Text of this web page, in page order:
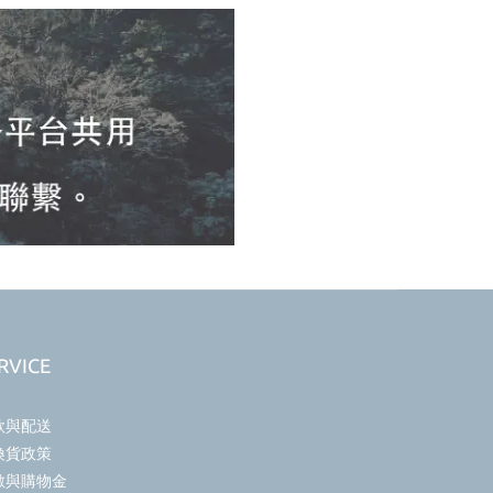
與配送
貨政策
與購物金